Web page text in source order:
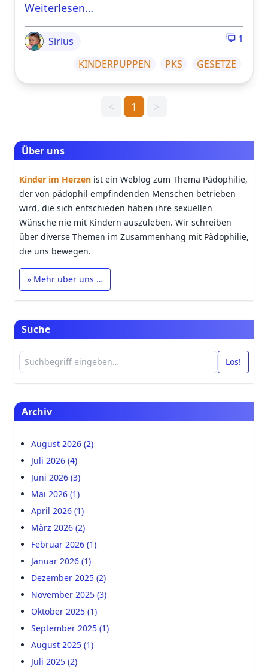
Weiterlesen…
Sirius
1
KINDERPUPPEN
PKS GESETZE
< 1 >
Über uns
Kinder im Herzen ist ein Weblog zum Thema Pädophilie,
der von pädophil empfindenden Menschen betrieben
wird, die sich entschieden haben ihre sexuellen
Wünsche nie mit Kindern auszuleben. Wir schreiben
über diverse Themen im Zusammenhang mit Pädophilie,
die uns bewegen.
» Mehr über uns …
Suche
Los!
Archiv
August 2026 (2)
Juli 2026 (4)
Juni 2026 (3)
Mai 2026 (1)
April 2026 (1)
März 2026 (2)
Februar 2026 (1)
Januar 2026 (1)
Dezember 2025 (2)
November 2025 (3)
Oktober 2025 (1)
September 2025 (1)
August 2025 (1)
Juli 2025 (2)